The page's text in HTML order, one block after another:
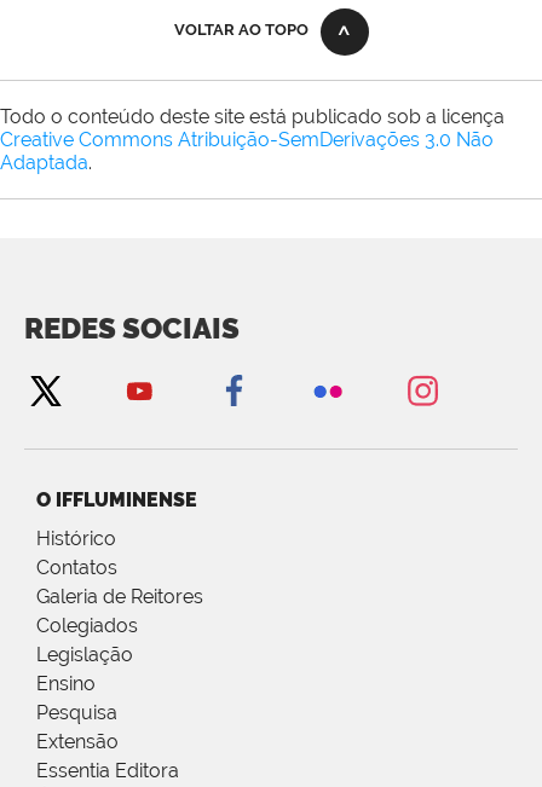
VOLTAR AO TOPO
Todo o conteúdo deste site está publicado sob a licença
Creative Commons Atribuição-SemDerivações 3.0 Não
Adaptada.
REDES SOCIAIS
O IFFLUMINENSE
Histórico
Contatos
Galeria de Reitores
Colegiados
Legislação
Ensino
Pesquisa
Extensão
Essentia Editora